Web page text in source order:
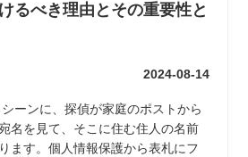
るべき理由とその重要性と
2024-08-14
ーンに、探偵が家庭のポストから
名を見て、そこに住む住人の名前
ます。個人情報保護から表札にフ